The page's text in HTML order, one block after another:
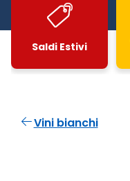
Saldi Estivi
Vini bianchi